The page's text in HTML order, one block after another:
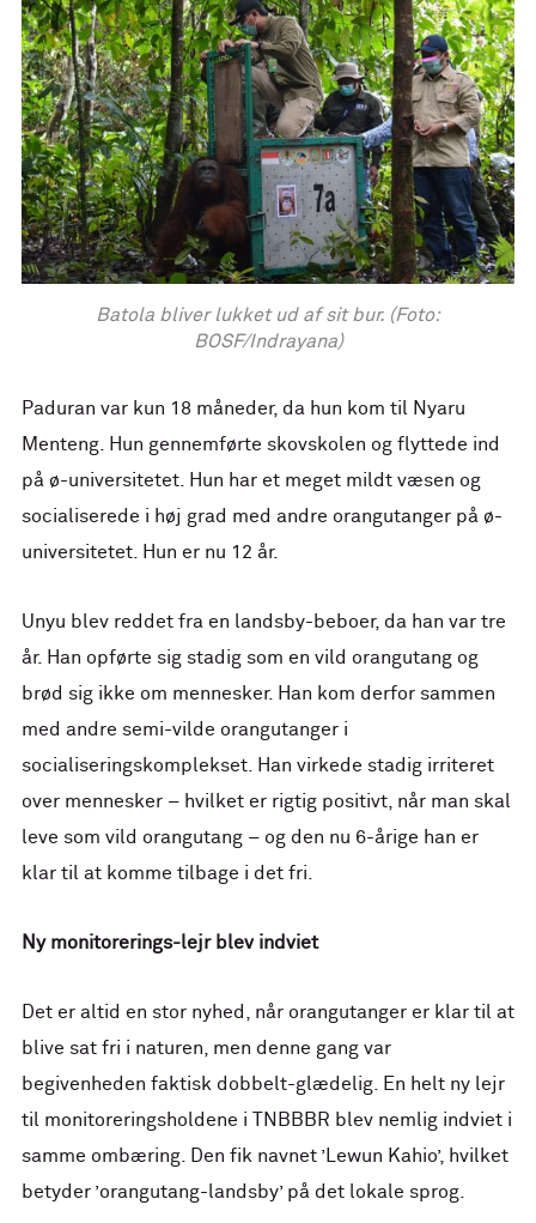
Batola bliver lukket ud af sit bur. (Foto:
BOSF/Indrayana)
Paduran var kun 18 måneder, da hun kom til Nyaru
Menteng. Hun gennemførte skovskolen og flyttede ind
på ø-universitetet. Hun har et meget mildt væsen og
socialiserede i høj grad med andre orangutanger på ø-
universitetet. Hun er nu 12 år.
Unyu blev reddet fra en landsby-beboer, da han var tre
år. Han opførte sig stadig som en vild orangutang og
brød sig ikke om mennesker. Han kom derfor sammen
med andre semi-vilde orangutanger i
socialiseringskomplekset. Han virkede stadig irriteret
over mennesker – hvilket er rigtig positivt, når man skal
leve som vild orangutang – og den nu 6-årige han er
klar til at komme tilbage i det fri.
Ny monitorerings-lejr blev indviet
Det er altid en stor nyhed, når orangutanger er klar til at
blive sat fri i naturen, men denne gang var
begivenheden faktisk dobbelt-glædelig. En helt ny lejr
til monitoreringsholdene i TNBBBR blev nemlig indviet i
samme ombæring. Den fik navnet ’Lewun Kahio’, hvilket
betyder ’orangutang-landsby’ på det lokale sprog.